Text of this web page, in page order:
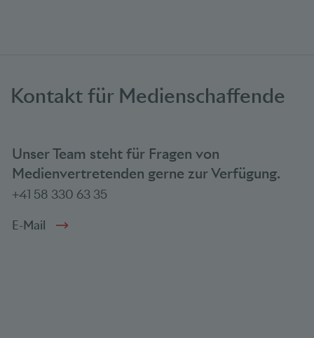
Kontakt für Medienschaffende
Unser Team steht für Fragen von
Medienvertretenden gerne zur Verfügung.
+41 58 330 63 35
E-Mail